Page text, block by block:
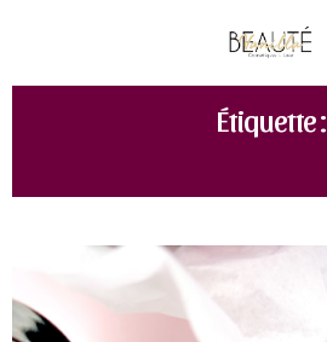
Étiquette :